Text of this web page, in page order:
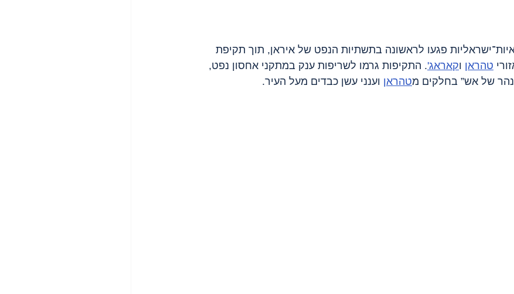
פגעו לראשונה בתשתיות הנפט של איראן, תוך תקיפת
טהראן וקאראג'. התקיפות גרמו לשריפות ענק במתקני אחסון נפט,
של אש” בחלקים מטהראן וענני עשן כבדים מעל העיר.